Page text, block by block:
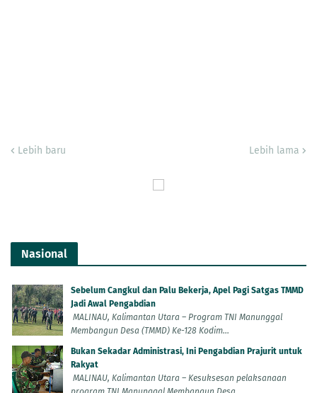
Lebih baru Lebih lama
Nasional
Sebelum Cangkul dan Palu Bekerja, Apel Pagi Satgas TMMD
Jadi Awal Pengabdian
MALINAU, Kalimantan Utara – Program TNI Manunggal
Membangun Desa (TMMD) Ke-128 Kodim...
Bukan Sekadar Administrasi, Ini Pengabdian Prajurit untuk
Rakyat
MALINAU, Kalimantan Utara – Kesuksesan pelaksanaan